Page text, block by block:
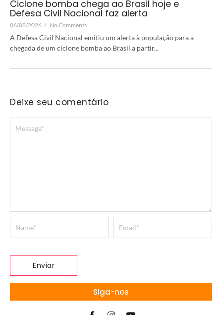
Ciclone bomba chega ao Brasil hoje e
Defesa Civil Nacional faz alerta
06/08/2026 / No Comments
A Defesa Civil Nacional emitiu um alerta à população para a
chegada de um ciclone bomba ao Brasil a partir...
Deixe seu comentário
Siga-nos